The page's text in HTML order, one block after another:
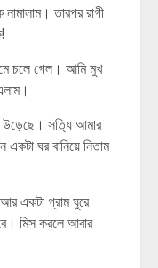
তারপর রাগী
চলে গেল। আমি মুখ
সত্যি আমার
একটা ঘর বানিয়ে নিতাম
একটা গ্রাম ঘুরে
মিস করলে আবার